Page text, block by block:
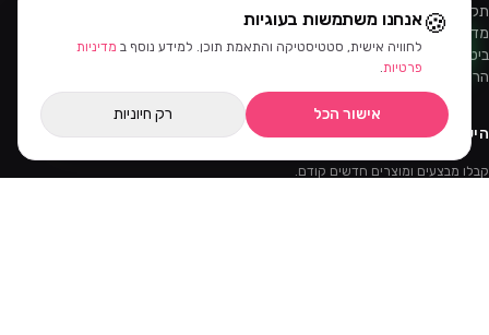
תקנון
מדיניות פרטיות
ביטול עסקה
הרשמה כקוסמטיקאית
הישארו מעודכנות
קבלו מבצעים ומוצרים חדשים קודם.
🍪אנחנו משתמשות בעוגיות
לחוויה אישית, סטטיסטיקה והתאמת תוכן. למידע נוסף ב מדיניות
פרטיות.
אישור הכל רק חיוניות